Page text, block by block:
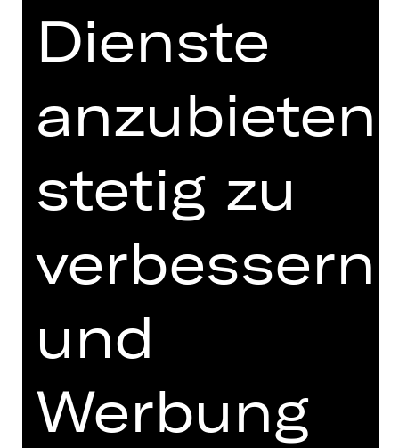
Musik von Igor Strawinsky, Darius
Milhaud und Claude Debussy
Auf dem Erfolg von „New Ballets
Ballets Russes“ die Mission fort, in
einen kritischen Austausch mit der
Geschichte des Balletts einzutreten,
und insbesondere den Geist von
Serge Diaghilev und seiner ikonischen
Compagnie der 1920er Jahre, „Les
Anlehnung an Diaghilevs
Leidenschaft dafür, neue Stimmen
präsentiert „More New Ballets
Russes“ Uraufführungen zweier der
Dienste
anzubieten,
stetig zu
verbessern
und
Werbung